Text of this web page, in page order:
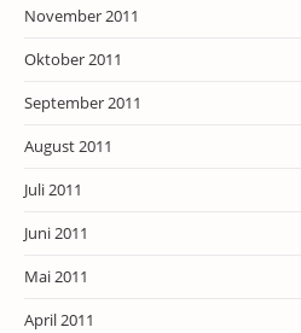
November 2011
Oktober 2011
September 2011
August 2011
Juli 2011
Juni 2011
Mai 2011
April 2011